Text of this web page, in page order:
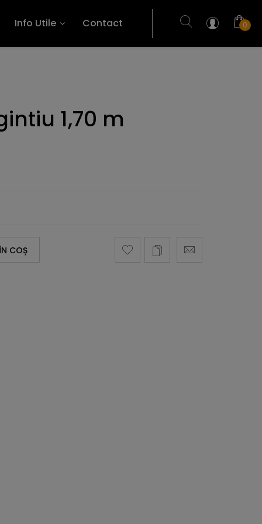
Info Utile Contact 0
1,70 m
COȘ